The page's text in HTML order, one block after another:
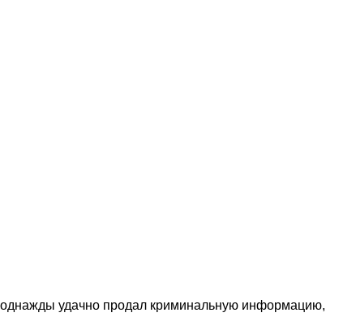
удачно продал криминальную информацию,